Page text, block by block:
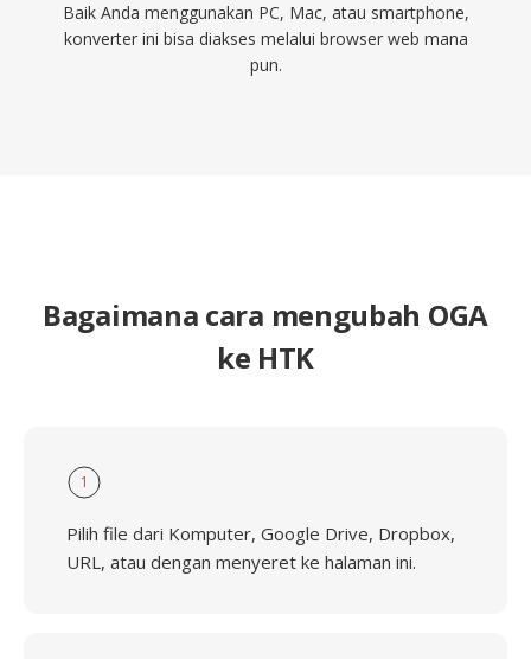
Baik Anda menggunakan PC, Mac, atau smartphone,
konverter ini bisa diakses melalui browser web mana
pun.
Bagaimana cara mengubah OGA
ke HTK
1
Pilih file dari Komputer, Google Drive, Dropbox,
URL, atau dengan menyeret ke halaman ini.